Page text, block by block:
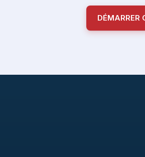
DÉMARRER